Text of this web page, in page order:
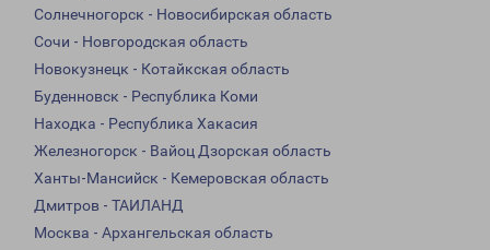
Солнечногорск - Новосибирская область
Сочи - Новгородская область
Новокузнецк - Котайкская область
Буденновск - Республика Коми
Находка - Республика Хакасия
Железногорск - Вайоц Дзорская область
Ханты-Мансийск - Кемеровская область
Дмитров - ТАИЛАНД
Москва - Архангельская область